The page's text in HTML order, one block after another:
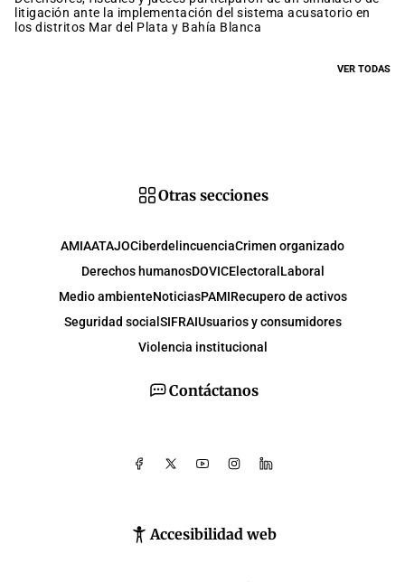
litigación ante la implementación del sistema acusatorio en
los distritos Mar del Plata y Bahía Blanca
VER TODAS
Contáctanos
Accesibilidad web
Otras secciones
AMIAATAJOCiberdelincuenciaCrimen organizado
Derechos humanosDOVICElectoral Laboral
Medio ambienteNoticiasPAMIRecupero de activos
Seguridad social SIFRAIUsuarios y consumidores
Violencia institucional